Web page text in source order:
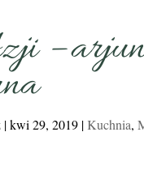
–
|kwi 29, 2019 |Kuchnia,